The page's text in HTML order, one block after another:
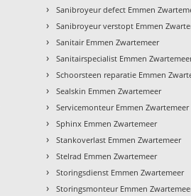
› Sanibroyeur defect Emmen
› Sanibroyeur verstopt Emmen
› Sanitair Emmen Zwartemeer
› Sanitairspecialist Emmen
› Schoorsteen reparatie Emmen
› Sealskin Emmen Zwartemeer
› Servicemonteur Emmen Zwartemeer
› Sphinx Emmen Zwartemeer
› Stankoverlast Emmen Zwartemeer
› Stelrad Emmen Zwartemeer
› Storingsdienst Emmen Zwartemeer
› Storingsmonteur Emmen